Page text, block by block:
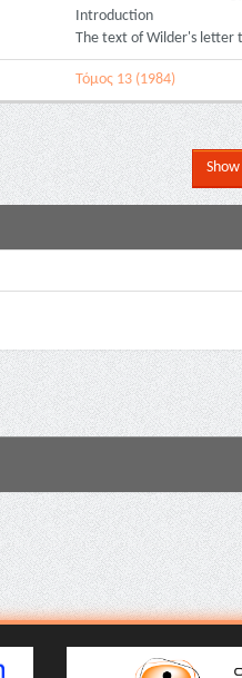
Introduction
The text of Wilder's letter
Τόμος 13 (1984)